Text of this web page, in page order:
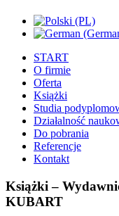
START
O firmie
Oferta
Książki
Studia
Działalność
Do pobrania
Referencje
Kontakt
Książki –
KUBART